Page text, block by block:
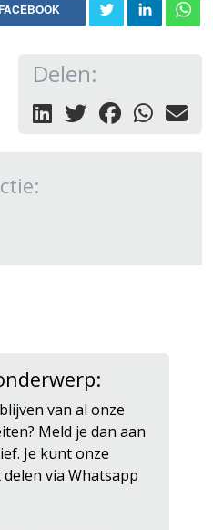
Delen:
van al onze
Meld je dan aan
Je kunt onze
via Whatsapp